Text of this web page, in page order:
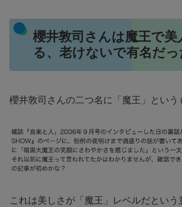
櫻井敦司さんは魔王で美
る、老けないで有名だっ
櫻井敦司さんの二つ名に「魔王」という
これは美しさが「魔王」レベルだという